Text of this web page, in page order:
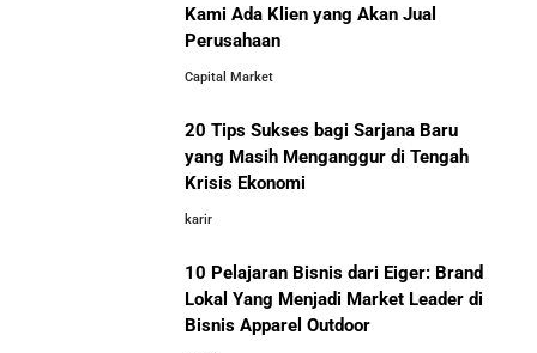
Terbaik untuk Kulakan Barang
10 Fakta Unik Tentang On Cloud:
Belajar dari Kopi Kenangan: Cara Membangun Resto
Cara Mendirikan Kafe Sukses Seperti Kopi Kenangan,
Fore Coffee, dan Tuku: Panduan Lengkap untuk Pemula
Rahasia Sukses Starbucks: Strategi Branding dan
Pengalaman Pelanggan yang Bisa Kamu Tiru
Kami Ada Klien yang Akan Jual
Perusahaan
Capital Market
20 Tips Sukses bagi Sarjana Baru
yang Masih Menganggur di Tengah
Krisis Ekonomi
karir
10 Pelajaran Bisnis dari Eiger: Brand
Lokal Yang Menjadi Market Leader di
Bisnis Apparel Outdoor